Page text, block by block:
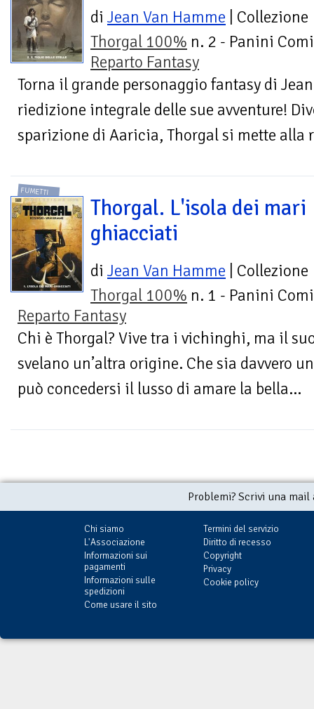
di Jean Van Hamme | Collezione
Thorgal 100% n. 2 - Panini
Reparto Fantasy
Torna il grande personaggio fantasy di
riedizione integrale delle sue avventure!
sparizione di Aaricia, Thorgal si mette alla
FUMETTI
Thorgal. L'isola dei mari
ghiacciati
di Jean Van Hamme | Collezione
Thorgal 100% n. 1 - Panini
Reparto Fantasy
Chi è Thorgal? Vive tra i vichinghi, ma il
svelano un’altra origine. Che sia davvero
può concedersi il lusso di amare la bella...
Problemi? Scrivi una
Chi siamo
L'Associazione
Informazioni sui
pagamenti
Informazioni sulle
spedizioni
Come usare il sito
Termini del servizio
Diritto di recesso
Copyright
Privacy
Cookie policy